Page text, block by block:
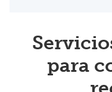
para